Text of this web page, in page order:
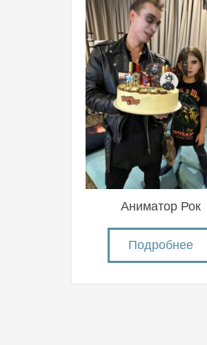
Аниматор Рок
Подробнее